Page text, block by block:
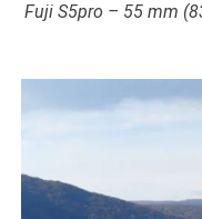
Fuji S5pro – 55 mm